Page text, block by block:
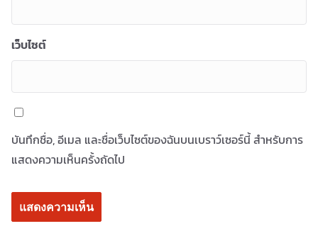
เว็บไซต์
บันทึกชื่อ, อีเมล และชื่อเว็บไซต์ของฉันบนเบราว์เซอร์นี้ สำหรับการ
แสดงความเห็นครั้งถัดไป